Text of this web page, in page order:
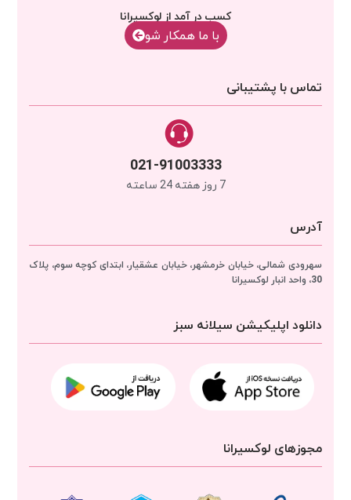
کسب در آمد از لوکسیرانا
با‌‌ ما همکار شو
تماس با پشتیبانی
021-91003333
7 روز هفته 24 ساعته
آدرس
سهرودی شمالی، خیابان خرمشهر، خیابان عشقیار، ابتدای کوچه سوم، پلاک
30، واحد انبار
لوکسیرانا
دانلود اپلیکیشن سیلانه سبز
مجوزهای لوکسیرانا